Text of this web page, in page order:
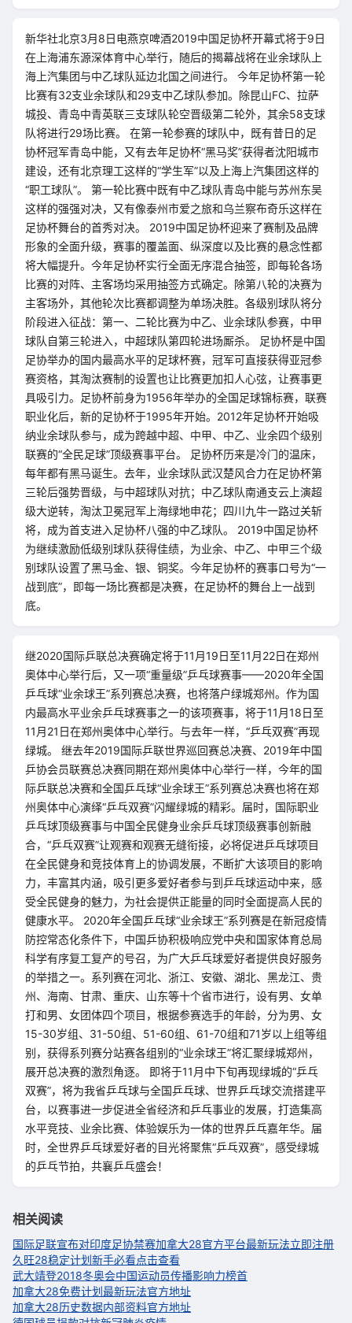
新华社北京3月8日电燕京啤酒2019中国足协杯开幕式将于9日
在上海浦东源深体育中心举行，随后的揭幕战将在业余球队上
海上汽集团与中乙球队延边北国之间进行。 今年足协杯第一轮
比赛有32支业余球队和29支中乙球队参加。除昆山FC、拉萨
城投、青岛中青英联三支球队轮空晋级第二轮外，其余58支球
队将进行29场比赛。 在第一轮参赛的球队中，既有昔日的足
协杯冠军青岛中能，又有去年足协杯“黑马奖”获得者沈阳城市
建设，还有北京理工这样的“学生军”以及上海上汽集团这样的
“职工球队”。 第一轮比赛中既有中乙球队青岛中能与苏州东吴
这样的强强对决，又有像泰州市爱之旅和乌兰察布奇乐这样在
足协杯舞台的首秀对决。 2019中国足协杯迎来了赛制及品牌
形象的全面升级，赛事的覆盖面、纵深度以及比赛的悬念性都
将大幅提升。今年足协杯实行全面无序混合抽签，即每轮各场
比赛的对阵、主客场均采用抽签方式确定。除第八轮的决赛为
主客场外，其他轮次比赛都调整为单场决胜。各级别球队将分
阶段进入征战：第一、二轮比赛为中乙、业余球队参赛，中甲
球队自第三轮进入，中超球队第四轮进场厮杀。 足协杯是中国
足协举办的国内最高水平的足球杯赛，冠军可直接获得亚冠参
赛资格，其淘汰赛制的设置也让比赛更加扣人心弦，让赛事更
具吸引力。足协杯前身为1956年举办的全国足球锦标赛，联赛
职业化后，新的足协杯于1995年开始。2012年足协杯开始吸
纳业余球队参与，成为跨越中超、中甲、中乙、业余四个级别
联赛的“全民足球”顶级赛事平台。 足协杯历来是冷门的温床，
每年都有黑马诞生。去年，业余球队武汉楚风合力在足协杯第
三轮后强势晋级，与中超球队对抗；中乙球队南通支云上演超
级大逆转，淘汰卫冕冠军上海绿地申花；四川九牛一路过关斩
将，成为首支进入足协杯八强的中乙球队。 2019中国足协杯
为继续激励低级别球队获得佳绩，为业余、中乙、中甲三个级
别球队设置了黑马金、银、铜奖。今年足协杯的赛事口号为“一
战到底”，即每一场比赛都是决赛，在足协杯的舞台上一战到
底。
继2020国际乒联总决赛确定将于11月19日至11月22日在郑州
奥体中心举行后，又一项“重量级”乒乓球赛事——2020年全国
乒乓球“业余球王”系列赛总决赛，也将落户绿城郑州。作为国
内最高水平业余乒乓球赛事之一的该项赛事，将于11月18日至
11月21日在郑州奥体中心举行。与去年一样，“乒乓双赛”再现
绿城。 继去年2019国际乒联世界巡回赛总决赛、2019年中国
乒协会员联赛总决赛同期在郑州奥体中心举行一样，今年的国
际乒联总决赛和全国乒乓球“业余球王”系列赛总决赛也将在郑
州奥体中心演绎“乒乓双赛”闪耀绿城的精彩。届时，国际职业
乒乓球顶级赛事与中国全民健身业余乒乓球顶级赛事创新融
合，“乒乓双赛”让观赛和观赛无缝衔接，必将促进乒乓球项目
在全民健身和竞技体育上的协调发展，不断扩大该项目的影响
力，丰富其内涵，吸引更多爱好者参与到乒乓球运动中来，感
受全民健身的魅力，为社会提供正能量的同时全面提高人民的
健康水平。 2020年全国乒乓球“业余球王”系列赛是在新冠疫情
防控常态化条件下，中国乒协积极响应党中央和国家体育总局
科学有序复工复产的号召，为广大乒乓球爱好者提供良好服务
的举措之一。系列赛在河北、浙江、安徽、湖北、黑龙江、贵
州、海南、甘肃、重庆、山东等十个省市进行，设有男、女单
打和男、女团体四个项目，根据参赛选手的年龄，分为男、女
15-30岁组、31-50组、51-60组、61-70组和71岁以上组等组
别，获得系列赛分站赛各组别的“业余球王”将汇聚绿城郑州，
展开总决赛的激烈角逐。 即将于11月中下旬再现绿城的“乒乓
双赛”，将为我省乒乓球与全国乒乓球、世界乒乓球交流搭建平
台，以赛事进一步促进全省经济和乒乓事业的发展，打造集高
水平竞技、业余比赛、体验娱乐为一体的世界乒乓嘉年华。届
时，全世界乒乓球爱好者的目光将聚焦“乒乓双赛”，感受绿城
的乒乓节拍，共襄乒乓盛会！
相关阅读
国际足联宣布对印度足协禁赛加拿大28官方平台最新玩法立即注册
久旺28稳定计划新手必看点击查看
武大靖登2018冬奥会中国运动员传播影响力榜首
加拿大28免费计划最新玩法官方地址
加拿大28历史数据内部资料官方地址